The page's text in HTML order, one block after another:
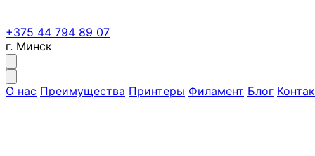
+375 44 794 89 07
г. Минск
О нас Преимущества Принтеры Филамент Блог